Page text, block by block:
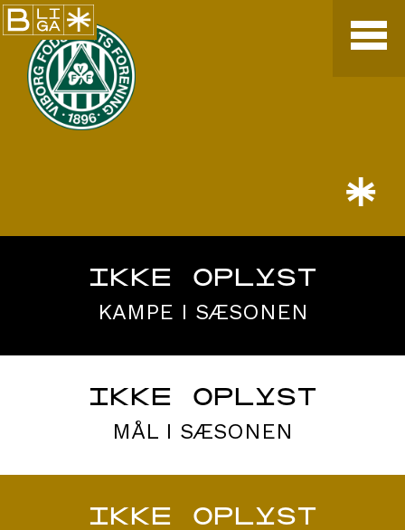
*
IKKE OPLYST
KAMPE I SÆSONEN
IKKE OPLYST
MÅL I SÆSONEN
IKKE OPLYST